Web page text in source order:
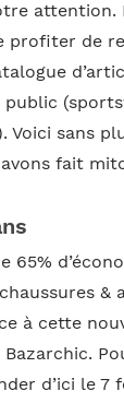
attention.
de
Voici sans
fait
65%
&
à cette
Bazarchic.
d’ici le 7